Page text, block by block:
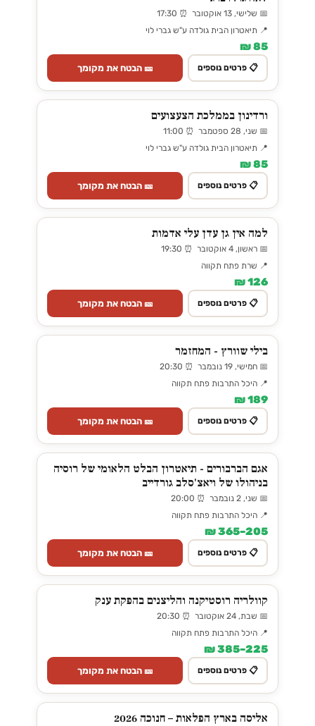
📅 שלישי, 13 אוקטובר ⏰ 17:30
📍 תיאטרון הבית גולדה ע"ש גברי לוי
85 ₪
📋 פרטים נוספים 🎫 הבטח את מקומך
ורדינון בממלכת הצעצועים
📅 שני, 28 ספטמבר ⏰ 11:00
📍 תיאטרון הבית גולדה ע"ש גברי לוי
85 ₪
📋 פרטים נוספים 🎫 הבטח את מקומך
למה אין גן עדן עלי אדמות
📅 ראשון, 4 אוקטובר ⏰ 19:30
📍 שרת פתח תקווה
126 ₪
📋 פרטים נוספים 🎫 הבטח את מקומך
בילי שוורץ - המחזמר
📅 חמישי, 19 נובמבר ⏰ 20:30
📍 היכל התרבות פתח תקווה
189 ₪
📋 פרטים נוספים 🎫 הבטח את מקומך
אגם הברבורים - תיאטרון הבלט הלאומי של רוסיה
בניהולו של ויאצ'סלב גורדייב
📅 שני, 2 נובמבר ⏰ 20:00
📍 היכל התרבות פתח תקווה
205–365 ₪
📋 פרטים נוספים 🎫 הבטח את מקומך
קוולריה רוסטיקנה והליצנים בהפקת ענק
📅 שבת, 24 אוקטובר ⏰ 20:30
📍 היכל התרבות פתח תקווה
225–385 ₪
📋 פרטים נוספים 🎫 הבטח את מקומך
אליסה בארץ הפלאות – חנוכה 2026